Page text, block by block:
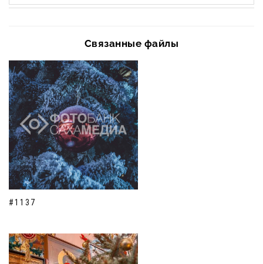
Связанные файлы
#1137